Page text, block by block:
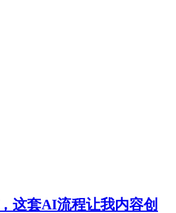
这套AI流程让我内容创